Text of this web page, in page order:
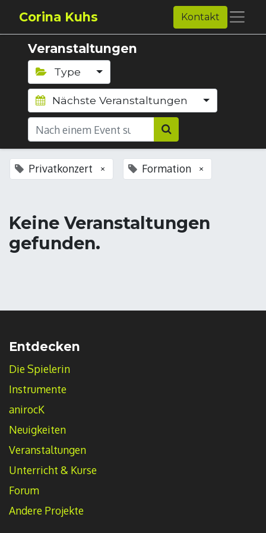
Corina Kuhs Kontakt
Veranstaltungen
Type
Nächste Veranstaltungen
Privatkonzert × Formation ×
Keine Veranstaltungen
gefunden.
Entdecken
Die Spielerin
Instrumente
anirocK
Neuigkeiten
Veranstaltungen
Unterricht & Kurse
Forum
Andere Projekte